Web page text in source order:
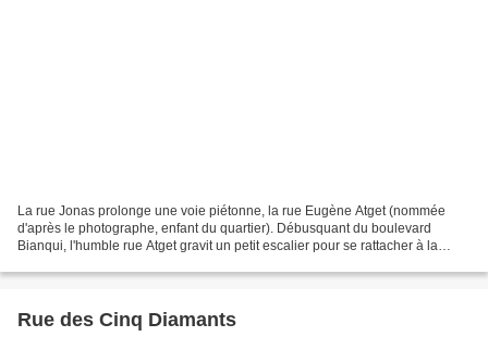
La rue Jonas prolonge une voie piétonne, la rue Eugène Atget (nommée
d'après le photographe, enfant du quartier). Débusquant du boulevard
Bianqui, l'humble rue Atget gravit un petit escalier pour se rattacher à la
Rue des Cinq Diamants